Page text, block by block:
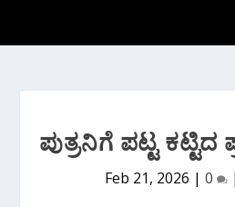
ಪುತ್ರನಿಗೆ ಪಟ್ಟ
Feb 21, 2026 | 0 |